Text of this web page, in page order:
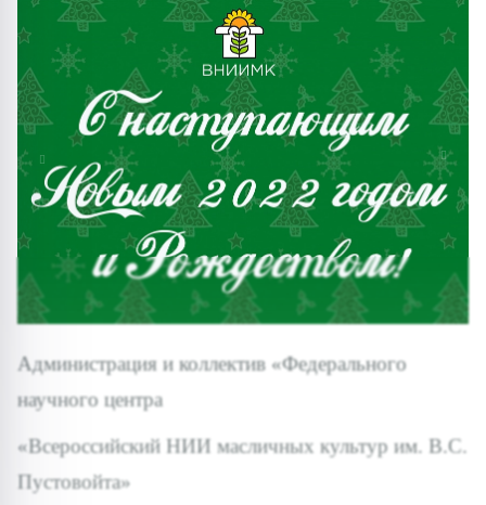
1/0
Администрация и коллектив «Федерального
научного центра
«Всероссийский НИИ масличных культур им. В.С.
Пустовойта»